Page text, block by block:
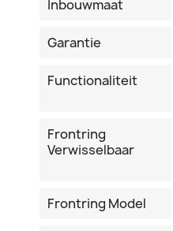
Inbouwmaat
Garantie
Functionaliteit
Frontring
Verwisselbaar
Frontring Model